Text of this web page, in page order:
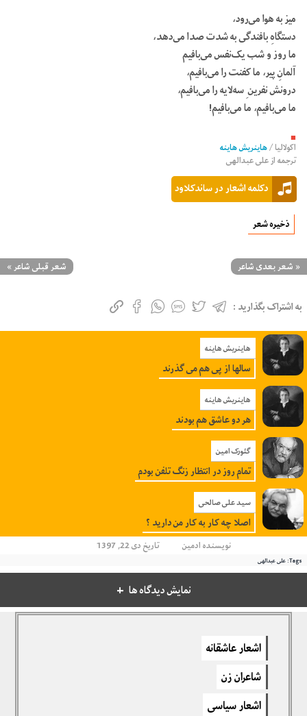
میز به‌ هوا می‌رود،
دستگاهِ بافندگی به‌ شدت صدا می‌دهد،
ما روز و شب یک‌نفس می‌بافیم
آلمانِ پیر، ما کفنت را می‌بافیم،
درونش نفرین ِ سه‌لایه را می‌بافیم،
ما می‌بافیم، ما می‌‌بافیم!
■
اکولالیا/هاینریش هاینه
ترجمه ازعلی عبدالهی
دکلمه اشعار در ساندکلاود
ذخیره شعر
« شعر بعدی شاعر شعر قبلی شاعر»
به اشتراک بگذارید :
هاینریش هاینه
سالها از پی هم می گذرند
هاینریش هاینه
هر دو عاشق هم بودند
گئورک امین
تمام روز در انتظار زنگ تلفن بودم
سید علی صالحی
اصلا چه کار به کار من دارید ؟
نویسندهادمین تاریخ دی 22, 1397
Tags: علی عبدالهی
نمایش دیدگاه ها
دیدگاهتان را بنویسید
برای نوشتن دیدگاه باید
اشعار عاشقانه
شاعران زن
اشعار سیاسی